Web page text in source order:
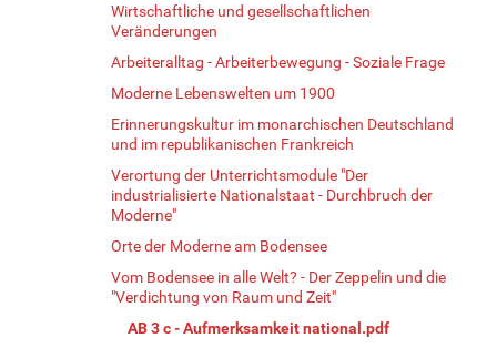
Wirtschaftliche und gesellschaftlichen
Veränderungen
Arbeiteralltag - Arbeiterbewegung - Soziale Frage
Moderne Lebenswelten um 1900
Erinnerungskultur im monarchischen Deutschland
und im republikanischen Frankreich
Verortung der Unterrichtsmodule "Der
industrialisierte Nationalstaat - Durchbruch der
Moderne"
Orte der Moderne am Bodensee
Vom Bodensee in alle Welt? - Der Zeppelin und die
"Verdichtung von Raum und Zeit"
AB 3 c - Aufmerksamkeit national.pdf